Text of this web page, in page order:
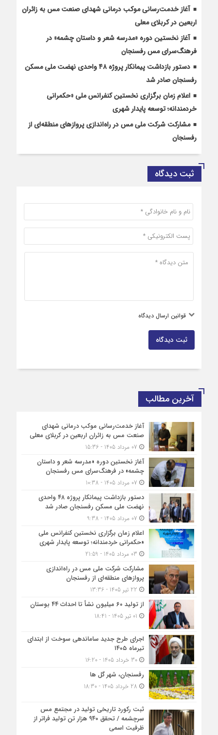
آغاز خدمت‌رسانی موکب درمانی شهدای صنعت مس به زائران
اربعین در کربلای معلی
آغاز نخستین دوره «مدرسه شعر و داستان چشمه» در
فرهنگ‌سرای مس رفسنجان
دستور بازداشت پیمانکار پروژه ۴۸ واحدی نهضت ملی مسکن
رفسنجان صادر شد
اعلام زمان برگزاری نخستین کنفرانس ملی «حکمرانی
خردمندانه؛ توسعه پایدار شهری
مشارکت شرکت ملی مس در راه‌اندازی پروازهای منطقه‌ای از
رفسنجان
ثبت دیدگاه
قوانین ارسال دیدگاه
ثبت دیدگاه
آخرین مطالب
آغاز خدمت‌رسانی موکب درمانی شهدای
صنعت مس به زائران اربعین در کربلای معلی
آغاز نخستین دوره «مدرسه شعر و داستان
چشمه» در فرهنگ‌سرای مس رفسنجان
دستور بازداشت پیمانکار پروژه ۴۸ واحدی
نهضت ملی مسکن رفسنجان صادر شد
اعلام زمان برگزاری نخستین کنفرانس ملی
«حکمرانی خردمندانه؛ توسعه پایدار شهری
مشارکت شرکت ملی مس در راه‌اندازی
پروازهای منطقه‌ای از رفسنجان
از تولید ۶۰ میلیون نشأ تا احداث ۴۴ بوستان
اجرای طرح جدید ساماندهی سوخت از ابتدای
تیرماه ۱۴۰۵
30 خرداد 1405 - 16:20
رفسنجان، شهر گل ها
ثبت رکورد تاریخی تولید در مجتمع مس
سرچشمه / تحقق ۹۴۰ هزار تن تولید فراتر از
ظرفیت اسمی